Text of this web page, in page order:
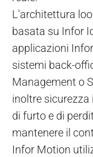
L'architettura
basata su Infor
applicazioni
sistemi back-
Management o
inoltre
di furto e di
mantenere il
Infor Motion